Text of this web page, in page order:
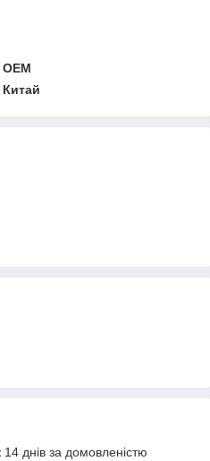
OEM
Китай
днів за домовленістю